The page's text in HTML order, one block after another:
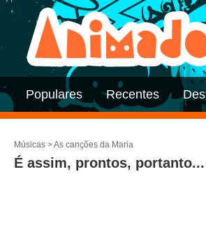
Populares Recentes
Músicas >As canções da Maria
É assim, prontos, portanto...